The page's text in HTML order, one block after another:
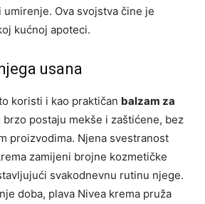
Ova svojstva čine je
kućnoj apoteci.
usana
koristi i kao praktičan balzam za
brzo postaju mekše i zaštićene, bez
proizvodima. Njena svestranost
zamijeni brojne kozmetičke
svakodnevnu rutinu njege.
doba, plava Nivea krema pruža